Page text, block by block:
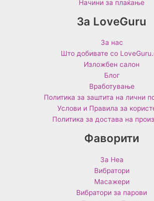
Начини за плаќање
За LoveGuru
За нас
Што добивате со
Изложбен салон
Блог
Вработување
Политика за заштита на лични
Услови и Правила за
Политика за достава на
Фаворити
За Неа
Вибратори
Масажери
Вибратори за парови